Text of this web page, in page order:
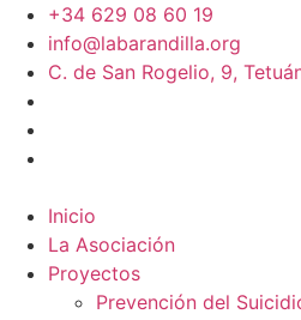
+34 629 08 60 19
info@labarandilla.org
C. de San Rogelio, 9,
Inicio
La Asociación
Proyectos
Prevención del